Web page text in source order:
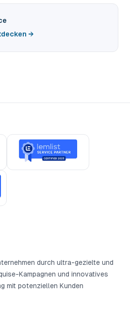
→
durch ultra-gezielte und
Kampagnen und innovatives
mit potenziellen Kunden